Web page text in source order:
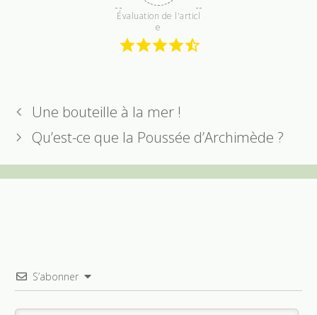
Évaluation de l'articl
e
Une bouteille à la mer !
Qu’est-ce que la Poussée d’Archimède ?
S’abonner